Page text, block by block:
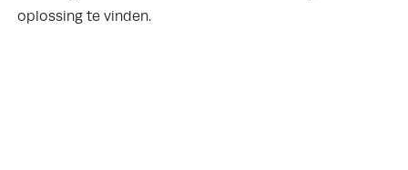
oplossing te vinden.